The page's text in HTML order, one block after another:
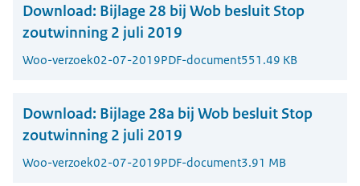
Download: Bijlage 28 bij Wob besluit Stop
zoutwinning 2 juli 2019
Woo-verzoek02-07-2019PDF-document551.49 KB
Download: Bijlage 28a bij Wob besluit Stop
zoutwinning 2 juli 2019
Woo-verzoek02-07-2019PDF-document3.91 MB